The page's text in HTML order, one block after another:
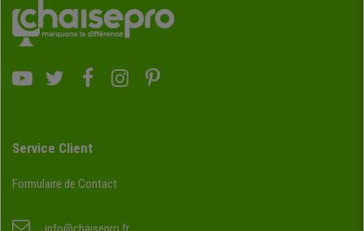
Service Client
Formulaire de Contact